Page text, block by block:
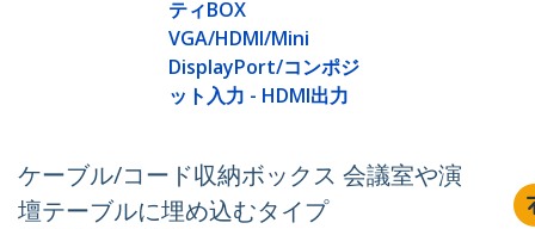
ティBOX
VGA/HDMI/Mini
DisplayPort/コンポジ
ット入力 - HDMI出力
ケーブル/コード収納ボックス 会議室や演
壇テーブルに埋め込むタイプ